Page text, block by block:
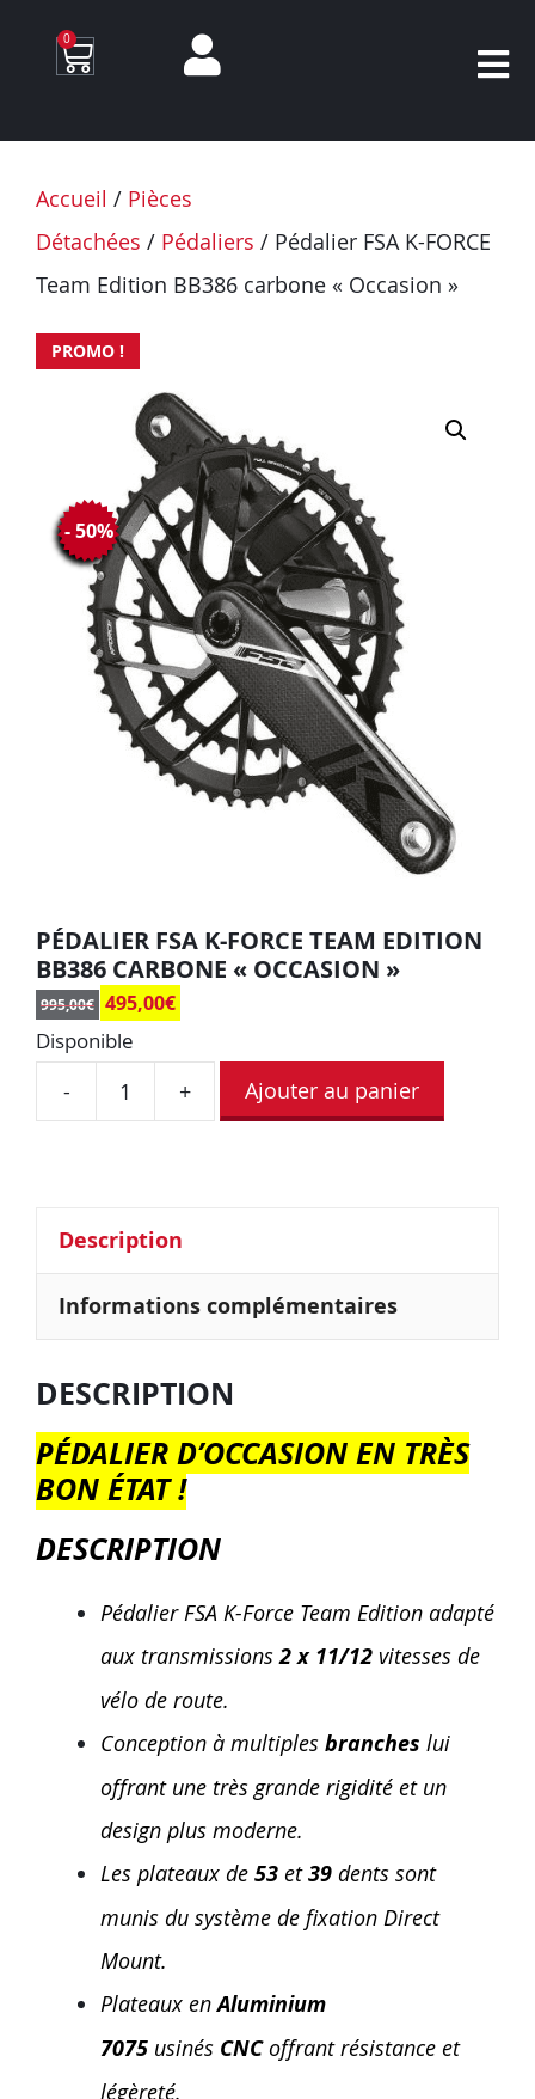
0
Accueil / Pièces
Détachées / Pédaliers / Pédalier FSA K-FORCE
Team Edition BB386 carbone « Occasion »
PROMO !
PÉDALIER FSA K-FORCE TEAM EDITION
BB386 CARBONE « OCCASION »
995,00€ 495,00€
- 50%
Disponible
- + Ajouter au panier
Description
Informations complémentaires
DESCRIPTION
PÉDALIER D’OCCASION EN TRÈS
BON ÉTAT !
DESCRIPTION
Pédalier FSA K-Force Team Edition adapté
aux transmissions2 x 11/12 vitesses de
vélo de route.
Conception à multiples branches lui
offrant une très grande rigidité et un
design plus moderne.
Les plateaux de 53 et39 dents sont
munis du système de fixation Direct
Mount.
Plateaux enAluminium
7075 usinés CNCoffrant résistance et
légèreté.